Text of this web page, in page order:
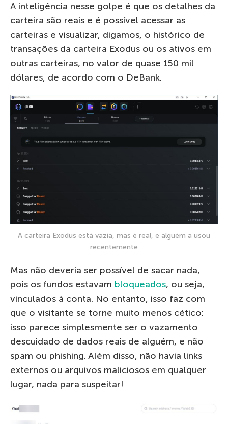
A inteligência nesse golpe é que os detalhes da
carteira são reais e é possível acessar as
carteiras e visualizar, digamos, o histórico de
transações da carteira Exodus ou os ativos em
outras carteiras, no valor de quase 150 mil
dólares, de acordo com o DeBank.
A carteira Exodus está vazia, mas é real, e alguém a usou
recentemente
Mas não deveria ser possível de sacar nada,
pois os fundos estavam bloqueados, ou seja,
vinculados à conta. No entanto, isso faz com
que o visitante se torne muito menos cético:
isso parece simplesmente ser o vazamento
descuidado de dados reais de alguém, e não
spam ou phishing. Além disso, não havia links
externos ou arquivos maliciosos em qualquer
lugar, nada para suspeitar!